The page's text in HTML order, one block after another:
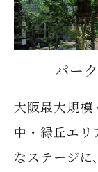
パー
大阪最大規模
中・緑丘エリ
なステージに